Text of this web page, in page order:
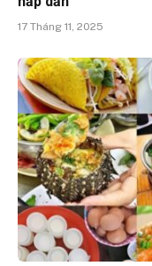
17 Tháng 11, 2025